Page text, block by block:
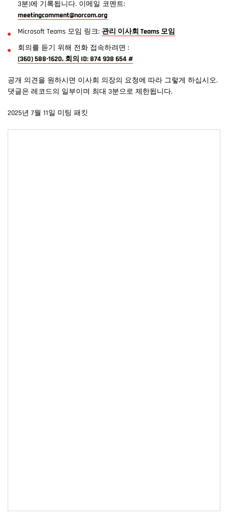
3분)에 기록됩니다. 이메일 코멘트:
meetingcomment@norcom.org
Microsoft Teams 모임 링크: 관리 이사회 Teams 모임
회의를 듣기 위해 전화 접속하려면 :
(360) 588-1620, 회의 ID: 874 938 654 #
공개 의견을 원하시면 이사회 의장의 요청에 따라 그렇게 하십시오.
댓글은 레코드의 일부이며 최대 3분으로 제한됩니다.
2025년 7월 11일 미팅 패킷